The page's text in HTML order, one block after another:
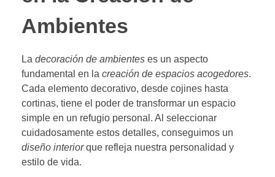
Ambientes
La decoración de ambientes es un aspecto
fundamental en la creación de espacios acogedores.
Cada elemento decorativo, desde cojines hasta
cortinas, tiene el poder de transformar un espacio
simple en un refugio personal. Al seleccionar
cuidadosamente estos detalles, conseguimos un
diseño interiorque refleja nuestra personalidad y
estilo de vida.